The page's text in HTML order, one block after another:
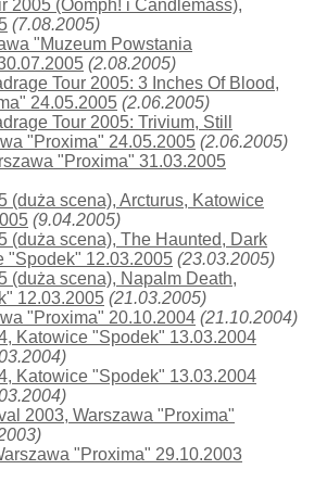
2005 (Oomph! i Candlemass),
(7.08.2005)
"Muzeum Powstania
(2.08.2005)
Tour 2005: 3 Inches Of Blood,
24.05.2005 (2.06.2005)
Tour 2005: Trivium, Still
"Proxima" 24.05.2005 (2.06.2005)
"Proxima" 31.03.2005
(duża scena), Arcturus, Katowice
(9.04.2005)
(duża scena), The Haunted, Dark
"Spodek" 12.03.2005 (23.03.2005)
(duża scena), Napalm Death,
12.03.2005 (21.03.2005)
"Proxima" 20.10.2004 (21.10.2004)
Katowice "Spodek" 13.03.2004
Katowice "Spodek" 13.03.2004
2003, Warszawa "Proxima"
"Proxima" 29.10.2003